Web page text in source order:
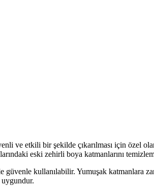
ve etkili bir şekilde çıkarılması için özel
eski zehirli boya katmanlarını
güvenle kullanılabilir. Yumuşak katmanlara